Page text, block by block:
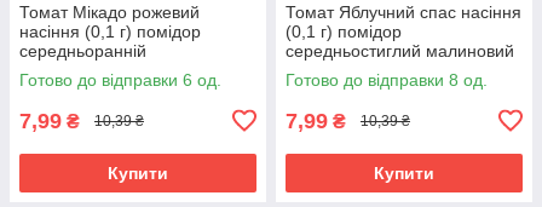
Томат Мікадо рожевий
насіння (0,1 г) помідор
середньоранній
високорослий, For Hobby, TM
GL Seeds
Готово до відправки 6 од.
7,99 ₴ 10,39 ₴
Купити
Томат Яблучний спас насіння
(0,1 г) помідор
середньостиглий малиновий
низькорослий, For Hobby, TM
GL Seeds
Готово до відправки 8 од.
7,99 ₴ 10,39 ₴
Купити